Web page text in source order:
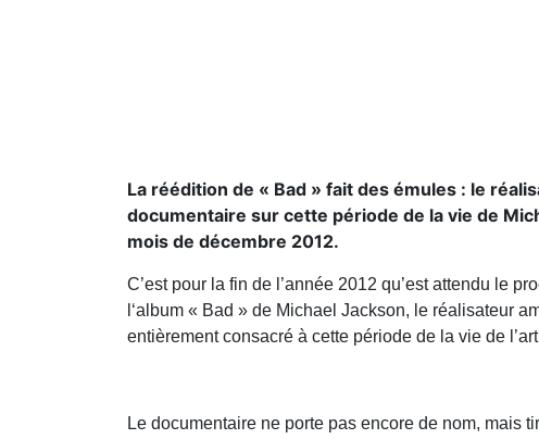
La réédition de « Bad » fait des émules : le
documentaire sur cette période de la vie de
mois de décembre 2012.
C’est pour la fin de l’année 2012 qu’est attendu le
l‘album « Bad » de Michael Jackson, le réalisateur
entièrement consacré à cette période de la vie de
Le documentaire ne porte pas encore de nom, mais